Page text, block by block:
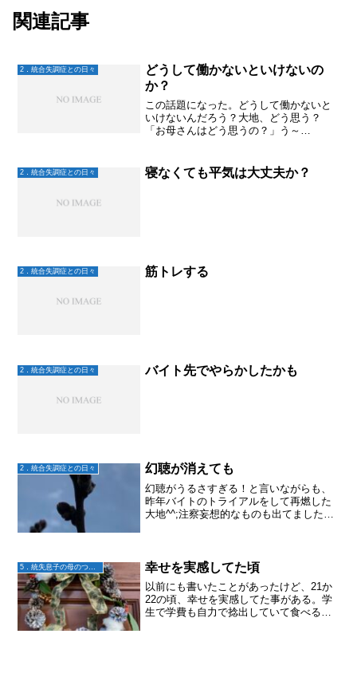
関連記事
2．統合失調症との日々
どうして働かないといけないの
か？
この話題になった。どうして働かないと
いけないんだろう？大地、どう思う？
「お母さんはどう思うの？」う～
に、屋根と壁があって毎日食べていけた
らいいから。だからかなあ・・・？？...
2．統合失調症との日々 寝なくても平気は大丈夫か？
2．統合失調症との日々 筋トレする
2．統合失調症との日々 バイト先でやらかしたかも
2．統合失調症との日々 幻聴が消えても
幻聴がうるさすぎる！と言いながらも、
昨年バイトのトライアルをして再燃した
大地^^;注察妄想的なものも出てました
は聞こえてた幻聴が聞こ...
5．統失息子の母のつぶやき 幸せを実感してた頃
以前にも書いたことがあったけど、21か
22の頃、幸せを実感してた事がある。学
生で学費も自力で捻出していて食べるも